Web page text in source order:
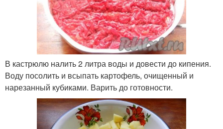
В кастрюлю налить 2 литра воды и довести до кипения.
Воду посолить и всыпать картофель, очищенный и
нарезанный кубиками. Варить до готовности.